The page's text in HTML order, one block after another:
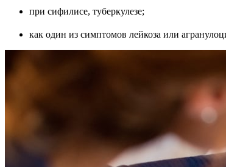
при сифилисе, туберкулезе;
как один из симптомов лейкоза или